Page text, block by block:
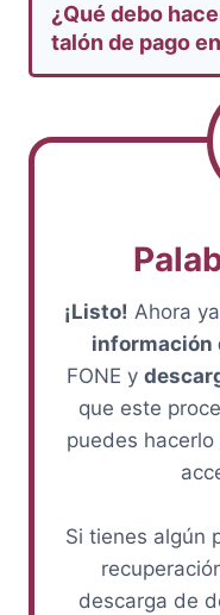
¿Qué debo
talón de pago
¡Listo! Ahora
información
FONE y
que este
puedes
Si tienes algún
descarga de